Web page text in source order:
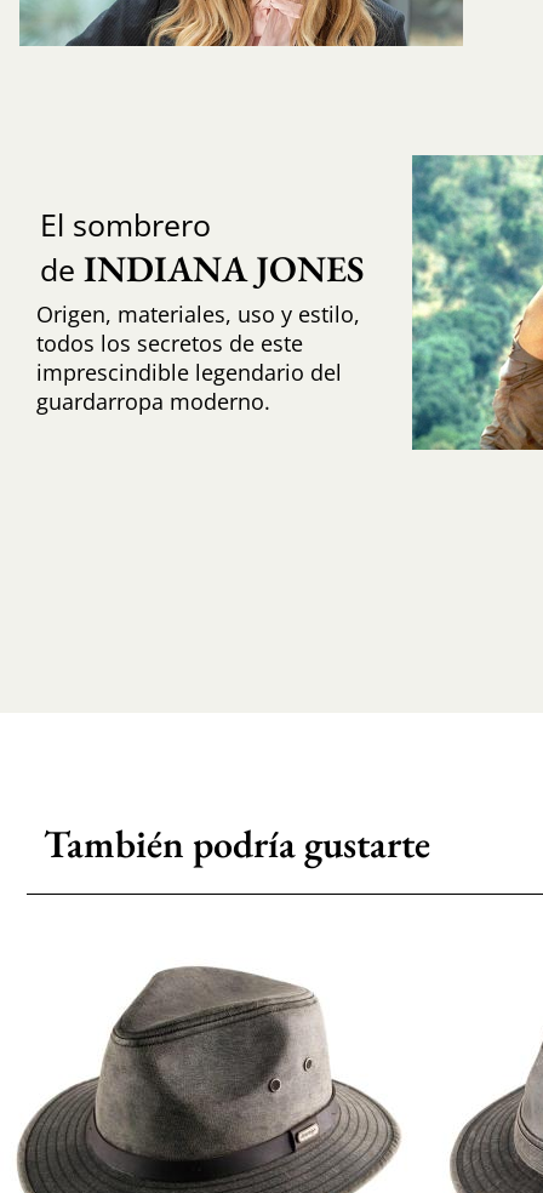
El sombrero
de INDIANA JONES
Origen, materiales, uso y estilo,
todos los secretos de este
imprescindible legendario del
guardarropa moderno.
También podría gustarte